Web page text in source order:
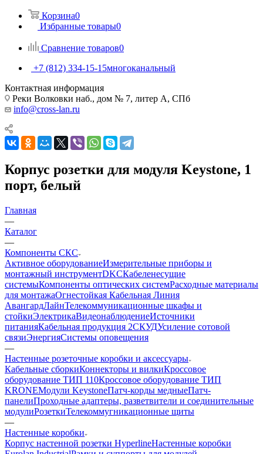
Корзина0
Избранные товары0
Сравнение товаров0
+7 (812) 334-15-15многоканальный
Контактная информация
Реки Волковки наб., дом № 7, литер А, СПб
info@cross-lan.ru
Корпус розетки для модуля Keystone, 1
порт, белый
Главная
—
Каталог
—
Компоненты СКС
Активное оборудованиеИзмерительные приборы и
монтажный инструментDKCКабеленесущие
системыКомпоненты оптических системРасходные материалы
для монтажаОгнестойкая Кабельная Линия
АвангардЛайнТелекоммуникационные шкафы и
стойкиЭлектрикаВидеонаблюдениеИсточники
питанияКабельная продукция 2СКУДУсиление сотовой
связиЭнергияСистемы оповещения
—
Настенные розеточные коробки и аксессуары
Кабельные сборкиКоннекторы и вилкиКроссовое
оборудование ТИП 110Кроссовое оборудование ТИП
KRONEМодули KeystoneПатч-корды медныеПатч-
панелиПроходные адаптеры, разветвители и соединительные
модулиРозеткиТелекоммугникационные щиты
—
Настенные коробки
Корпус настенной розетки HyperlineНастенные коробки